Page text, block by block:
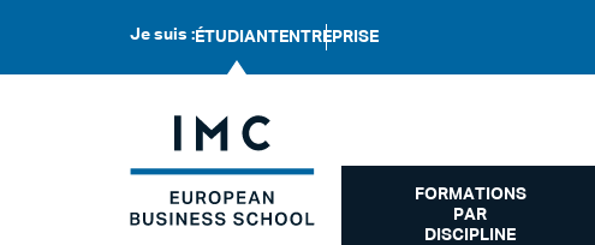
Je suis : ÉTUDIANT ENTREPRISE
FORMATIONS
PAR
DISCIPLINE